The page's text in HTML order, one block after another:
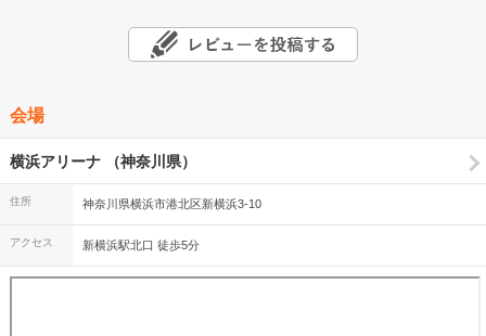
会場
横浜アリーナ （神奈川県）
住所 神奈川県横浜市港北区新横浜3-10
アクセス 新横浜駅北口 徒歩5分